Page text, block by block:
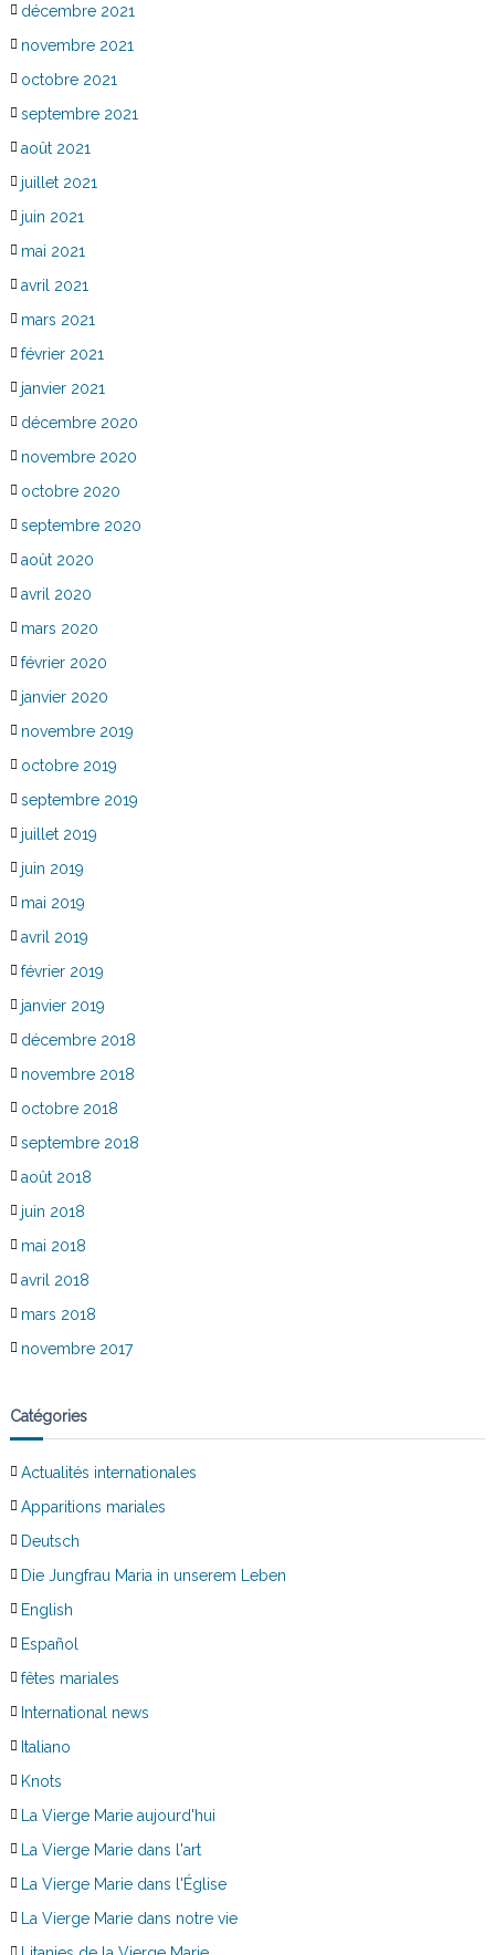
décembre 2021
novembre 2021
octobre 2021
septembre 2021
août 2021
juillet 2021
juin 2021
mai 2021
avril 2021
mars 2021
février 2021
janvier 2021
décembre 2020
novembre 2020
octobre 2020
septembre 2020
août 2020
avril 2020
mars 2020
février 2020
janvier 2020
novembre 2019
octobre 2019
septembre 2019
juillet 2019
juin 2019
mai 2019
avril 2019
février 2019
janvier 2019
décembre 2018
novembre 2018
octobre 2018
septembre 2018
août 2018
juin 2018
mai 2018
avril 2018
mars 2018
novembre 2017
Catégories
Actualités internationales
Apparitions mariales
Deutsch
Die Jungfrau Maria in unserem Leben
English
Español
fêtes mariales
International news
Italiano
Knots
La Vierge Marie aujourd'hui
La Vierge Marie dans l'art
La Vierge Marie dans l'Église
La Vierge Marie dans notre vie